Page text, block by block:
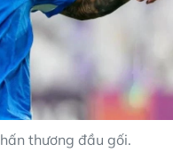
thương đầu gối.